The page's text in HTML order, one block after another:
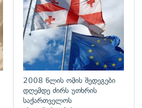
2008 წლის ომის შედეგები
დღემდე ძირს უთხრის
საქართველოს